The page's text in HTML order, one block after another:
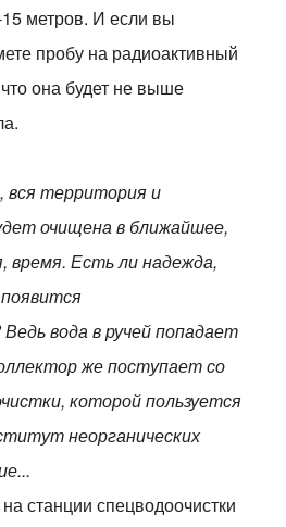
15 метров. И если вы
пробу на радиоактивный
она будет не выше
вся территория и
очищена в ближайшее,
время. Есть ли надежда,
вода в ручей попадает
же поступает со
которой пользуется
неорганических
станции спецводоочистки